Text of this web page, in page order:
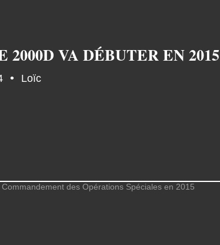
VA DÉBUTER EN 2015
Loïc